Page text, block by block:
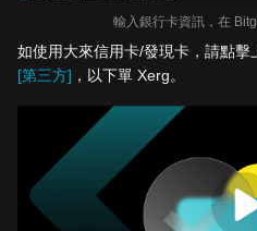
輸入銀行卡資訊，在
如使用大來信用卡/發現卡，請點
[第三方] ，以下單 Xerg。